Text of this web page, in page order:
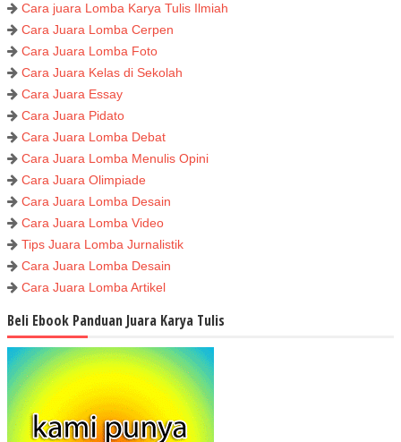
Cara juara Lomba Karya Tulis Ilmiah
Cara Juara Lomba Cerpen
Cara Juara Lomba Foto
Cara Juara Kelas di Sekolah
Cara Juara Essay
Cara Juara Pidato
Cara Juara Lomba Debat
Cara Juara Lomba Menulis Opini
Cara Juara Olimpiade
Cara Juara Lomba Desain
Cara Juara Lomba Video
Tips Juara Lomba Jurnalistik
Cara Juara Lomba Desain
Cara Juara Lomba Artikel
Beli Ebook Panduan Juara Karya Tulis